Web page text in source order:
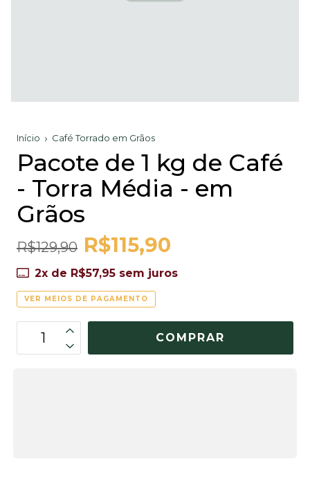
Início Café Torrado em Grãos
Pacote de 1 kg de Café
- Torra Média - em
Grãos
R$129,90 R$115,90
2x de R$57,95 sem juros
VER MEIOS DE PAGAMENTO